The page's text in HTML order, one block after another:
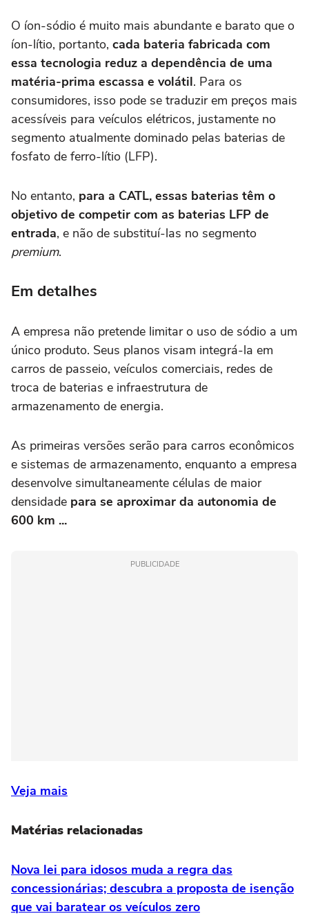
O íon-sódio é muito mais abundante e barato que o
íon-lítio, portanto, cada bateria fabricada com
essa tecnologia reduz a dependência de uma
matéria-prima escassa e volátil. Para os
consumidores, isso pode se traduzir em preços mais
acessíveis para veículos elétricos, justamente no
segmento atualmente dominado pelas baterias de
fosfato de ferro-lítio (LFP).
No entanto, para a CATL, essas baterias têm o
objetivo de competir com as baterias LFP de
entrada, e não de substituí-las no segmento
premium.
Em detalhes
A empresa não pretende limitar o uso de sódio a um
único produto. Seus planos visam integrá-la em
carros de passeio, veículos comerciais, redes de
troca de baterias e infraestrutura de
armazenamento de energia.
As primeiras versões serão para carros econômicos
e sistemas de armazenamento, enquanto a empresa
desenvolve simultaneamente células de maior
densidade para se aproximar da autonomia de
600 km ...
PUBLICIDADE
Veja mais
Matérias relacionadas
Nova lei para idosos muda a regra das
concessionárias; descubra a proposta de isenção
que vai baratear os veículos zero